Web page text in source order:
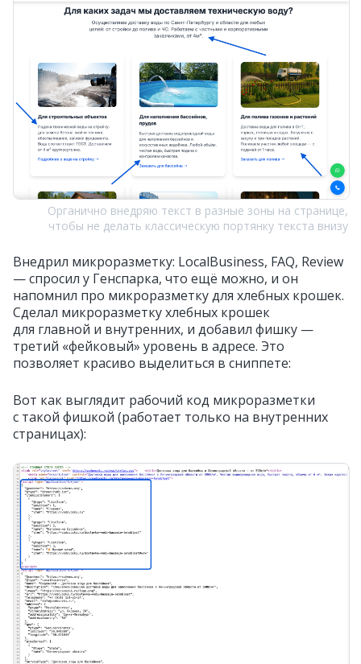
Органично внедряю текст в разные зоны на странице,
чтобы не делать классическую портянку текста внизу
Внедрил микроразметку: LocalBusiness, FAQ, Review
— спросил у Генспарка, что ещё можно, и он
напомнил про микроразметку для хлебных крошек.
Сделал микроразметку хлебных крошек
для главной и внутренних, и добавил фишку —
третий «фейковый» уровень в адресе. Это
позволяет красиво выделиться в сниппете:
Вот как выглядит рабочий код микроразметки
с такой фишкой (работает только на внутренних
страницах):